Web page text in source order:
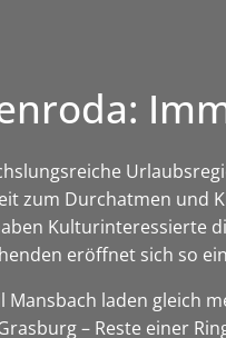
zum Durchatmen und
Kulturinteressierte
eröffnet sich so
Mansbach laden gleich
– Reste einer